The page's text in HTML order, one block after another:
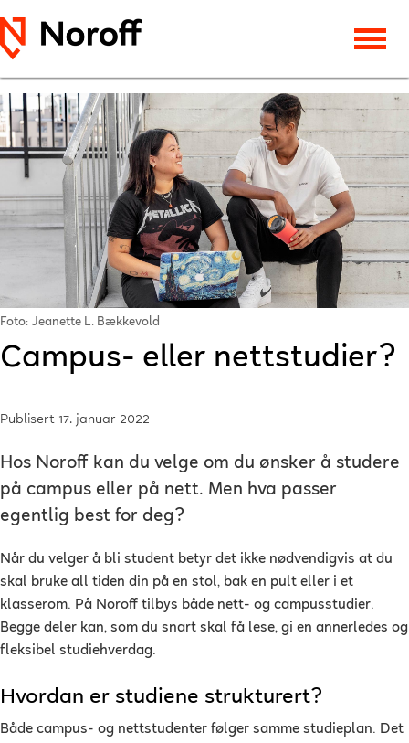
Foto: Jeanette L. Bækkevold
Campus- eller nettstudier?
Publisert 17. januar 2022
Hos Noroff kan du velge om du ønsker å studere
på campus eller på nett. Men hva passer
egentlig best for deg?
Når du velger å bli student betyr det ikke nødvendigvis at du
skal bruke all tiden din på en stol, bak en pult eller i et
klasserom. På Noroff tilbys både nett- og campusstudier.
Begge deler kan, som du snart skal få lese, gi en annerledes og
fleksibel studiehverdag.
Hvordan er studiene strukturert?
Både campus- og nettstudenter følger samme studieplan. Det